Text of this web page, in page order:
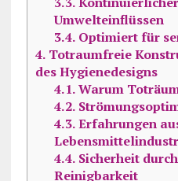
Umwelteinflüssen
3.4.Optimiert für
4.Totraumfreie
des Hygienedesigns
4.1.Warum
4.2.
4.3.Erfahrungen
4.4.Sicherheit
Reinigbarkeit